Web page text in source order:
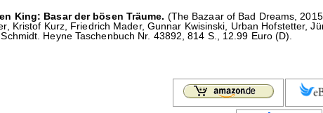
King: Basar der bösen Träume. (The Bazaar of Bad Dreams,
Kristof Kurz, Friedrich Mader, Gunnar Kwisinski, Urban Hofstetter,
Heyne Taschenbuch Nr. 43892, 814 S., 12.99 Euro (D).